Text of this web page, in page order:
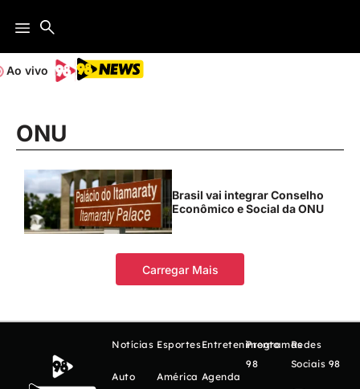
Ao vivo
ONU
Brasil vai integrar Conselho
Econômico e Social da ONU
Carregar Mais
Notícias
Auto
Esportes
América
Entretenimento
Agenda
Programas
98
Redes
Sociais 98